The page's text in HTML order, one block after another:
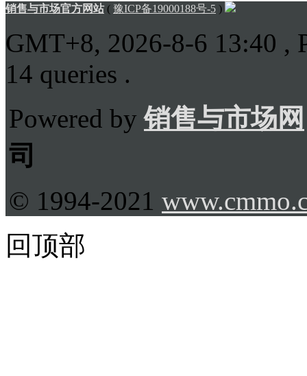
销售与市场官方网站( 豫ICP备19000188号-5 )
GMT+8, 2026-8-6 13:40 ,
14 queries .
Powered by销售与市场网
司
© 1994-2021
回顶部